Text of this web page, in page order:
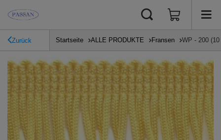
Zurück Startseite ALLE PRODUKTE Fransen WP - 200